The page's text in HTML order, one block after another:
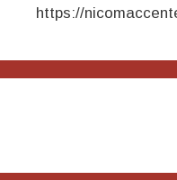
https://